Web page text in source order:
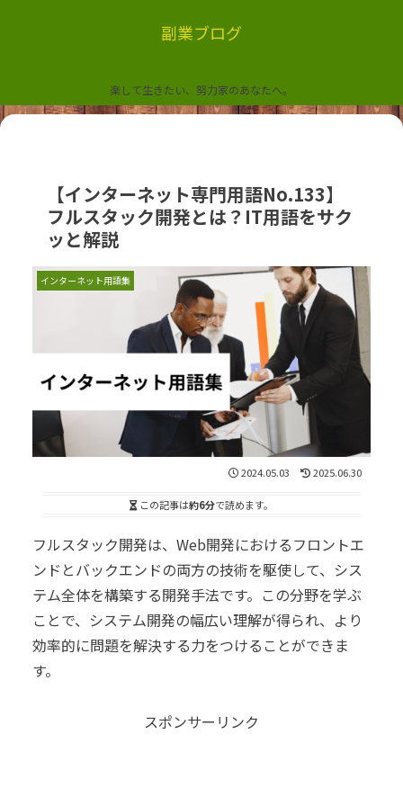
副業ブログ
楽して生きたい、努力家のあなたへ。
【インターネット専門用語No.133】
フルスタック開発とは？IT用語をサク
ッと解説
インターネット用語集
2024.05.03 2025.06.30
この記事は約6分で読めます。
フルスタック開発は、Web開発におけるフロントエ
ンドとバックエンドの両方の技術を駆使して、シス
テム全体を構築する開発手法です。この分野を学ぶ
ことで、システム開発の幅広い理解が得られ、より
効率的に問題を解決する力をつけることができま
す。
スポンサーリンク